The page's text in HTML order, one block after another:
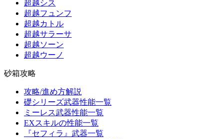
超越シス
超越フュンフ
超越カトル
超越サラーサ
超越ソーン
超越ウーノ
砂箱攻略
攻略/進め方解説
礎シリーズ武器性能一覧
ミーレス武器性能一覧
EXスキルの性能一覧
『セフィラ』武器一覧